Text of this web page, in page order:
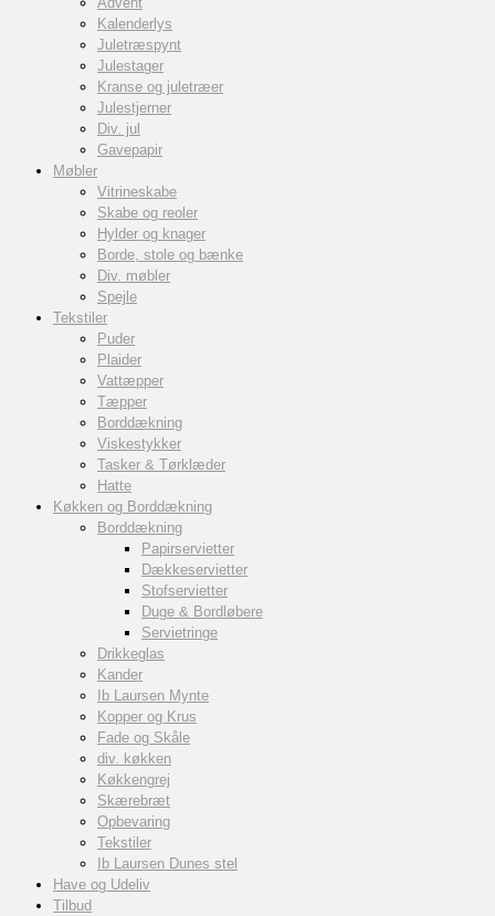
Kalenderlys
Juletræspynt
Julestager
Kranse og juletræer
Julestjerner
Div. jul
Gavepapir
Møbler
Vitrineskabe
Skabe og reoler
Hylder og knager
Borde, stole og bænke
Div. møbler
Spejle
Tekstiler
Puder
Plaider
Vattæpper
Tæpper
Borddækning
Viskestykker
Tasker & Tørklæder
Hatte
Køkken og Borddækning
Borddækning
Papirservietter
Dækkeservietter
Stofservietter
Duge & Bordløbere
Servietringe
Drikkeglas
Kander
Ib Laursen Mynte
Kopper og Krus
Fade og Skåle
div. køkken
Køkkengrej
Skærebræt
Opbevaring
Tekstiler
Ib Laursen Dunes stel
Have og Udeliv
Tilbud